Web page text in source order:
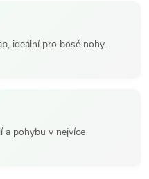
ideální pro bosé nohy.
a pohybu v nejvíce